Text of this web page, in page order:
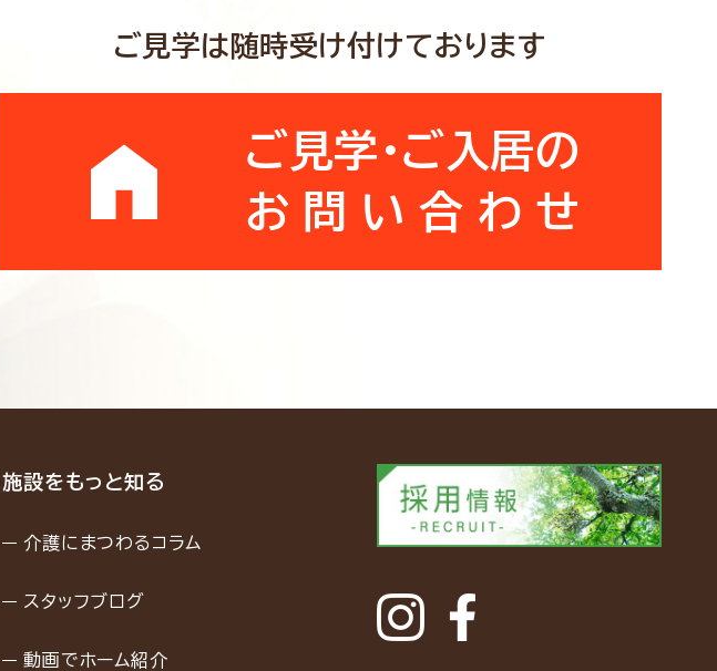
ご見学は随時受け付けております
ご見学・ご入居の
お問い合わせ
施設をもっと知る
介護にまつわるコラム
スタッフブログ
動画でホーム紹介